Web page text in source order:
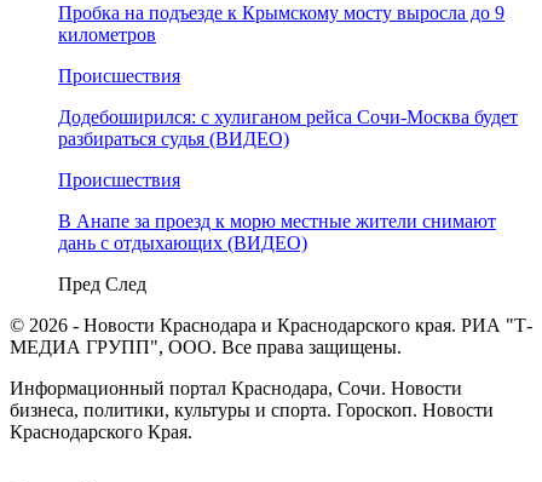
Пробка на подъезде к Крымскому мосту выросла до 9
километров
Происшествия
Додебоширился: с хулиганом рейса Сочи-Москва будет
разбираться судья (ВИДЕО)
Происшествия
В Анапе за проезд к морю местные жители снимают
дань с отдыхающих (ВИДЕО)
Пред След
© 2026 - Новости Краснодара и Краснодарского края. РИА "Т-
МЕДИА ГРУПП", ООО. Все права защищены.
Информационный портал Краснодара, Сочи. Новости
бизнеса, политики, культуры и спорта. Гороскоп. Новости
Краснодарского Края.